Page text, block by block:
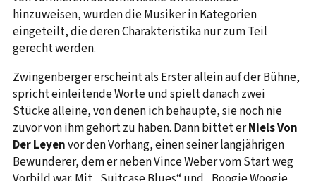
hinzuweisen, wurden die Musiker in Kategorien
eingeteilt, die deren Charakteristika nur zum Teil
gerecht werden.
Zwingenberger erscheint als Erster allein auf der Bühne,
spricht einleitende Worte und spielt danach zwei
Stücke alleine, von denen ich behaupte, sie noch nie
zuvor von ihm gehört zu haben. Dann bittet erNiels Von
Der Leyenvor den Vorhang, einen seiner langjährigen
Bewunderer, dem er neben Vince Weber vom Start weg